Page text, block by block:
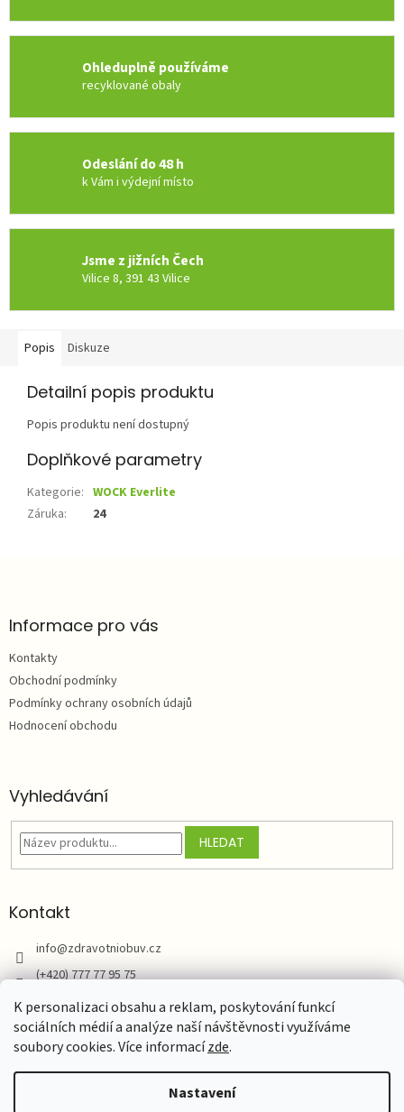
K personalizaci obsahu a reklam, poskytování funkcí
sociálních médií a analýze naší návštěvnosti využíváme
soubory cookies. Více informacízde.
Nastavení
Ohleduplně používáme
recyklované obaly
Odeslání do 48 h
k Vám i výdejní místo
Jsme z jižních Čech
Vilice 8, 391 43 Vilice
Popis Diskuze
Detailní popis produktu
Popis produktu není dostupný
Doplňkové parametry
Kategorie: WOCK Everlite
Záruka: 24
aInformace pro vás
Kontakty
Obchodní podmínky
Podmínky ochrany osobních údajů
Hodnocení obchodu
Vyhledávání
HLEDAT
Kontakt
info@zdravotniobuv.cz
(+420) 777 77 95 75
Zdravotní obuv